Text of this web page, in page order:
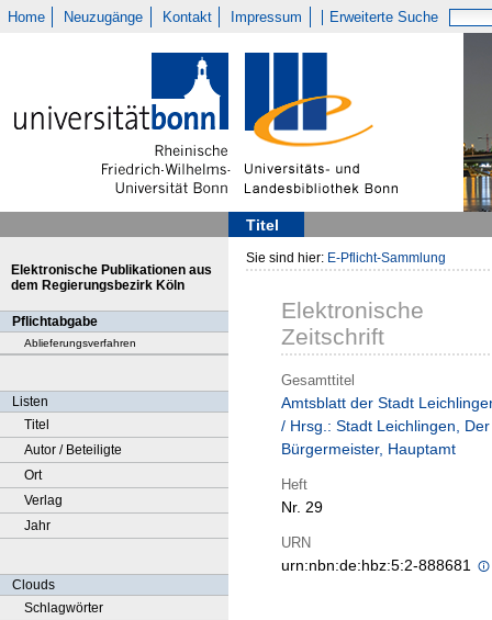
Home Neuzugänge Kontakt Impressum Erweiterte Suche
Titel
Elektronische Publikationen aus
dem Regierungsbezirk Köln
Pflichtabgabe
Ablieferungsverfahren
Listen
Titel
Autor / Beteiligte
Ort
Verlag
Jahr
Clouds
Schlagwörter
Sie sind hier: E-Pflicht-Sammlung
Elektronische
Zeitschrift
Gesamttitel
Amtsblatt der Stadt
/ Hrsg.: Stadt Leichlingen, Der
Bürgermeister, Hauptamt
Heft
Nr. 29
URN
urn:nbn:de:hbz:5:2-888681